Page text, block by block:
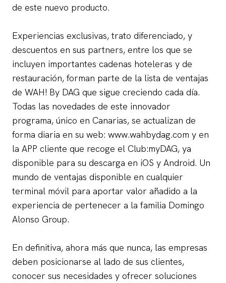
de este nuevo producto.
Experiencias exclusivas, trato diferenciado, y
descuentos en sus partners, entre los que se
incluyen importantes cadenas hoteleras y de
restauración, forman parte de la lista de ventajas
de WAH! By DAG que sigue creciendo cada día.
Todas las novedades de este innovador
programa, único en Canarias, se actualizan de
forma diaria en su web: www.wahbydag.com y en
la APP cliente que recoge el Club:myDAG, ya
disponible para su descarga en iOS y Android. Un
mundo de ventajas disponible en cualquier
terminal móvil para aportar valor añadido a la
experiencia de pertenecer a la familia Domingo
Alonso Group.
En definitiva, ahora más que nunca, las empresas
deben posicionarse al lado de sus clientes,
conocer sus necesidades y ofrecer soluciones